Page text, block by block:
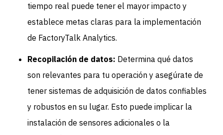
tiempo real puede tener el mayor impacto y
establece metas claras para la implementación
de FactoryTalk Analytics.
Recopilación de datos: Determina qué datos
son relevantes para tu operación y asegúrate de
tener sistemas de adquisición de datos confiables
y robustos en su lugar. Esto puede implicar la
instalación de sensores adicionales o la